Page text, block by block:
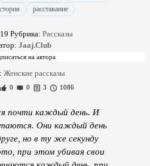
расставание
Рубрика: Рассказы
Jaaj.Club
Женские рассказы
0 0 3 1086
почти каждый день. И
Они каждый день
но в ту же секунду
при этом убивая свои